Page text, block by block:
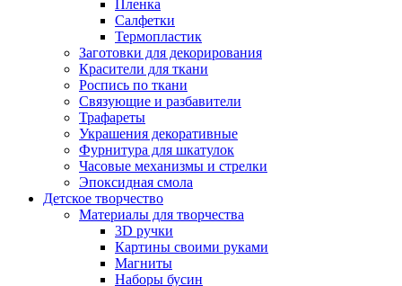
Пленка
Салфетки
Термопластик
Заготовки для декорирования
Красители для ткани
Роспись по ткани
Связующие и разбавители
Трафареты
Украшения декоративные
Фурнитура для шкатулок
Часовые механизмы и стрелки
Эпоксидная смола
Детское творчество
Материалы для творчества
3D ручки
Картины своими руками
Магниты
Наборы бусин